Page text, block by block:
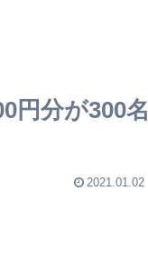
円分が300名
2021.01.02